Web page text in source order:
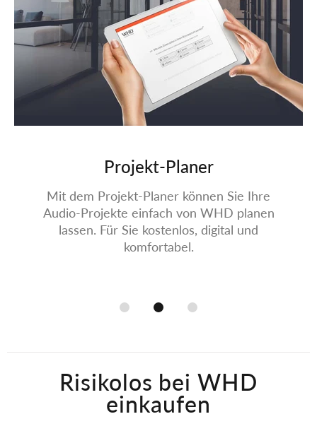
Projekt-Planer
Mit dem Projekt-Planer können Sie Ihre
Audio-Projekte einfach von WHD planen
lassen. Für Sie kostenlos, digital und
komfortabel.
Risikolos bei WHD
einkaufen